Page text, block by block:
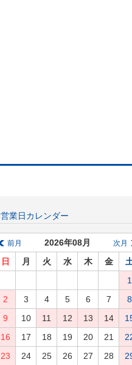
営業日カレンダー
2026年08月
前月 次月
日 月 火 水 木 金
1
2
3 4 5 6 7
8
9
10 11 12 13 14
16
17 18 19 20 21
23
24 25 26 27 28